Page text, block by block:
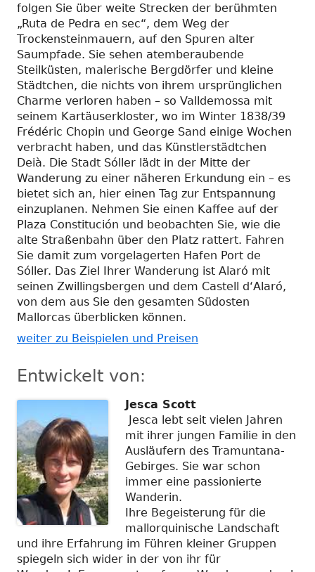
folgen Sie über weite Strecken der berühmten
„Ruta de Pedra en sec“, dem Weg der
Trockensteinmauern, auf den Spuren alter
Saumpfade. Sie sehen atemberaubende
Steilküsten, malerische Bergdörfer und kleine
Städtchen, die nichts von ihrem ursprünglichen
Charme verloren haben – so Valldemossa mit
seinem Kartäuserkloster, wo im Winter 1838/39
Frédéric Chopin und George Sand einige Wochen
verbracht haben, und das Künstlerstädtchen
Deià. Die Stadt Sóller lädt in der Mitte der
Wanderung zu einer näheren Erkundung ein – es
bietet sich an, hier einen Tag zur Entspannung
einzuplanen. Nehmen Sie einen Kaffee auf der
Plaza Constitución und beobachten Sie, wie die
alte Straßenbahn über den Platz rattert. Fahren
Sie damit zum vorgelagerten Hafen Port de
Sóller. Das Ziel Ihrer Wanderung ist Alaró mit
seinen Zwillingsbergen und dem Castell d‘Alaró,
von dem aus Sie den gesamten Südosten
Mallorcas überblicken können.
weiter zu Beispielen und Preisen
Entwickelt von:
Jesca Scott
Jesca lebt seit vielen Jahren
mit ihrer jungen Familie in den
Ausläufern des Tramuntana-
Gebirges. Sie war schon
immer eine passionierte
Wanderin.
Ihre Begeisterung für die
mallorquinische Landschaft
und ihre Erfahrung im Führen kleiner Gruppen
spiegeln sich wider in der von ihr für